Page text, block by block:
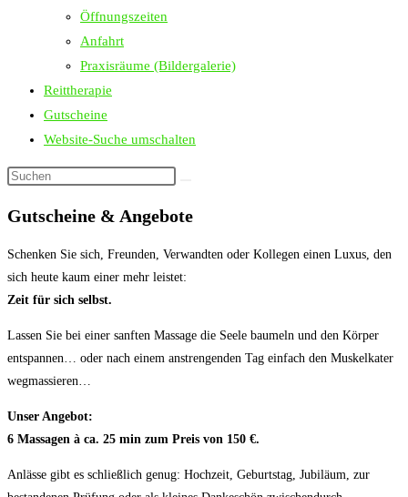
Öffnungszeiten
Anfahrt
Praxisräume (Bildergalerie)
Reittherapie
Gutscheine
Website-Suche umschalten
Gutscheine & Angebote
Schenken Sie sich, Freunden, Verwandten oder Kollegen einen Luxus, den
sich heute kaum einer mehr leistet:
Zeit für sich selbst.
Lassen Sie bei einer sanften Massage die Seele baumeln und den Körper
entspannen… oder nach einem anstrengenden Tag einfach den Muskelkater
wegmassieren…
Unser Angebot:
6 Massagen à ca. 25 min zum Preis von 150 €.
Anlässe gibt es schließlich genug: Hochzeit, Geburtstag, Jubiläum, zur